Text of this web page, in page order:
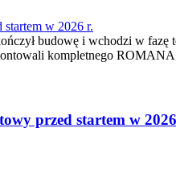
w 2026 r.
budowę i wchodzi w
kompletnego
przed startem w